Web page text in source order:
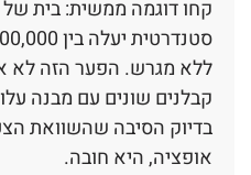
ללא מגרש. הפער הזה לא
קבלנים שונים עם מבנה
בדיוק הסיבה שהשוואת
אופציה, היא חובה.